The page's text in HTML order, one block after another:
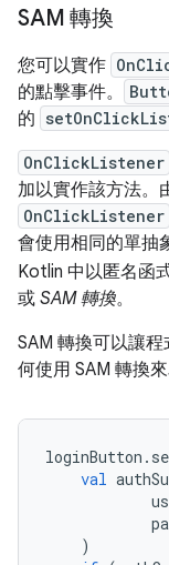
SAM 轉換
您可以實作
的點擊事件。
的
OnClickListener
加以實作該方法。
OnClickListener
會使用相同的單抽
Kotlin 中以匿名函
或 SAM 轉換。
SAM 轉換可以讓
何使用 SAM 轉換
loginButton .
val
)